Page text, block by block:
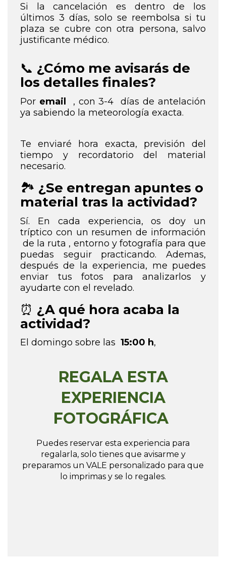
175€
Si la cancelación es dentro de los
últimos 3 días, solo se reembolsa si tu
plaza se cubre con otra persona, salvo
justificante médico.
📞 ¿Cómo me avisarás de
los detalles finales?
Por email , con 3-4 días de antelación
ya sabiendo la meteorología exacta.
Te enviaré hora exacta, previsión del
tiempo y recordatorio del material
necesario.
🏞️ ¿Se entregan apuntes o
material tras la actividad?
Sí. En cada experiencia, os doy un
tríptico con un resumen de información
de la ruta , entorno y fotografía para que
puedas seguir practicando. Ademas,
después de la experiencia, me puedes
enviar tus fotos para analizarlos y
ayudarte con el revelado.
⏰ ¿A qué hora acaba la
actividad?
El domingo sobre las 15:00 h,
REGALA ESTA
EXPERIENCIA
FOTOGRÁFICA
Puedes reservar esta experiencia para
regalarla, solo tienes que avisarme y
preparamos un VALE personalizado para que
lo imprimas y se lo regales.